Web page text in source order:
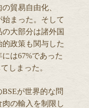
貿易自由化、
まった。そして
大部分は諸外国
政策も関与した
は67%であった
しまった。
が世界的な問
の輸入を制限し